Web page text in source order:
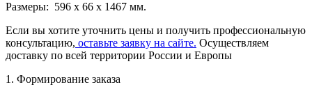
Размеры: 596 x 66 x 1467 мм.
Если вы хотите уточнить цены и получить профессиональную
консультацию, оставьте заявку на сайте. Осуществляем
доставку по всей территории России и Европы
1. Формирование заказа